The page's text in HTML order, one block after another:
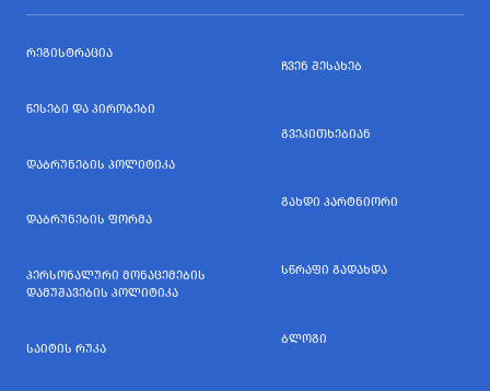
ᲠᲔᲒᲘᲡᲢᲠᲐᲪᲘᲐ
ᲬᲔᲡᲔᲑᲘ ᲓᲐ ᲞᲘᲠᲝᲑᲔᲑᲘ
ᲓᲐᲑᲠᲣᲜᲔᲑᲘᲡ ᲞᲝᲚᲘᲢᲘᲙᲐ
ᲓᲐᲑᲠᲣᲜᲔᲑᲘᲡ ᲤᲝᲠᲛᲐ
ᲞᲔᲠᲡᲝᲜᲐᲚᲣᲠᲘ ᲛᲝᲜᲐᲪᲔᲛᲔᲑᲘᲡ
ᲓᲐᲛᲣᲨᲐᲕᲔᲑᲘᲡ ᲞᲝᲚᲘᲢᲘᲙᲐ
ᲡᲐᲘᲢᲘᲡ ᲠᲣᲙᲐ
ᲩᲕᲔᲜ ᲨᲔᲡᲐᲮᲔᲑ
ᲒᲕᲔᲙᲘᲗᲮᲔᲑᲘᲐᲜ
ᲒᲐᲮᲓᲘ ᲞᲐᲠᲢᲜᲘᲝᲠᲘ
ᲡᲬᲠᲐᲤᲘ ᲒᲐᲓᲐᲮᲓᲐ
ᲑᲚᲝᲒᲘ